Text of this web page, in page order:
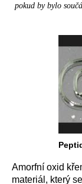
pokud by bylo
Amorfní oxid
materiál, který